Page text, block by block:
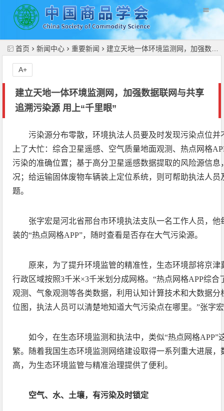
首页 新闻中心 重要新闻 建立天地一体环境监测网，加强数据联网与共享 追溯污染源 用上“千里眼”
建立天地一体环境监测网，加强数据联网与共享
追溯污染源 用上“千里眼”
A+
污染源分布零散，环境执法人员要及时发现污染点位
上了大忙：综合卫星遥感、空气质量地面观测、热点网格
污染的准确位置；基于高分卫星遥感数据提取的风险源信
况；给运输固体废物车辆装上定位系统，则可帮助执法人
题。
张字宏是河北省邢台市环境执法支队一名工作人员，
装的“热点网格APP”，随时查看是否存在大气污染源。
原来，为了提升环境监管的精准性，生态环境部将京津
行政区域按照3千米×3千米划分成网格。“热点网格APP综
观测、气象观测等各类数据，利用认知计算技术和大数据
位图，执法人员可以清楚地知道大气污染点在哪里。”张字
如今，在生态环境监测和执法中，类似“热点网格APP”
繁。随着我国生态环境监测网络建设取得一系列重大进展
高，为生态环境监管与精准治理提供了便利。
空气、水、土壤，有污染及时锁定